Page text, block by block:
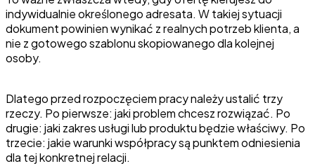
indywidualnie określonego adresata. W takiej sytuacji
dokument powinien wynikać z realnych potrzeb klienta, a
nie z gotowego szablonu skopiowanego dla kolejnej
osoby.
Dlatego przed rozpoczęciem pracy należy ustalić trzy
rzeczy. Po pierwsze: jaki problem chcesz rozwiązać. Po
drugie: jaki zakres usługi lub produktu będzie właściwy. Po
trzecie: jakie warunki współpracy są punktem odniesienia
dla tej konkretnej relacji.